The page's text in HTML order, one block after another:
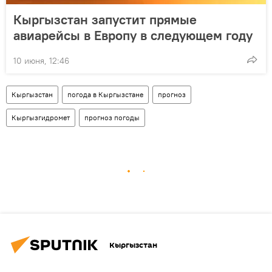
Кыргызстан запустит прямые
авиарейсы в Европу в следующем году
10 июня, 12:46
Кыргызстан погода в Кыргызстане прогноз
Кыргызгидромет прогноз погоды
Кыргызстан